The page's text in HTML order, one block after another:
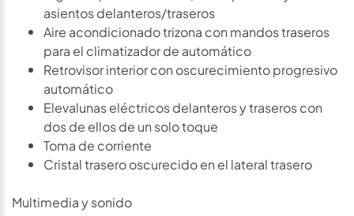
asientos delanteros/traseros
Aire acondicionado trizona con mandos traseros
para el climatizador de automático
Retrovisor interior con oscurecimiento progresivo
automático
Elevalunas eléctricos delanteros y traseros con
dos de ellos de un solo toque
Toma de corriente
Cristal trasero oscurecido en el lateral trasero
Multimedia y sonido